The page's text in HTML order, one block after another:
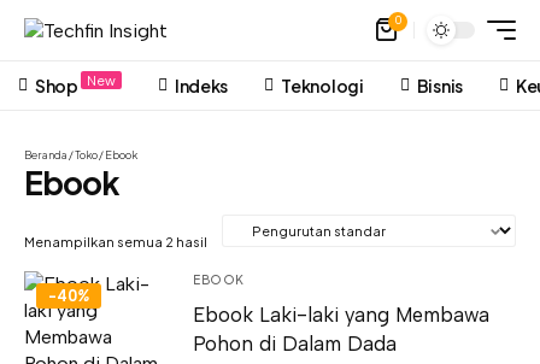
0
Shop New Indeks Teknologi Bisnis
Beranda /Toko/ Ebook
Ebook
Menampilkan semua 2 hasil
-40%
EBOOK
Ebook Laki-laki yang Membawa
Pohon di Dalam Dada